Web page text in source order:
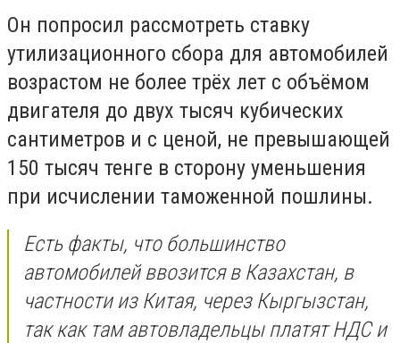
Он попросил рассмотреть ставку
утилизационного сбора для автомобилей
возрастом не более трёх лет с объёмом
двигателя до двух тысяч кубических
сантиметров и с ценой, не превышающей
150 тысяч тенге в сторону уменьшения
при исчислении таможенной пошлины.
Есть факты, что большинство
автомобилей ввозится в Казахстан, в
частности из Китая, через Кыргызстан,
так как там автовладельцы платят НДС и